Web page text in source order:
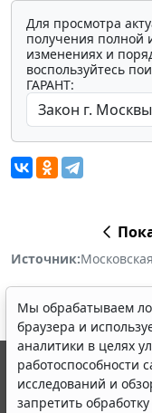
Для просмотра
получения полной
изменениях и
воспользуйтесь
ГАРАНТ:
Источник:
Мы обрабатываем
браузера и
аналитики в целях
работоспособности
исследований и
запретить
© ООО "НПП "ГАРАНТ-
выпускается с 1990